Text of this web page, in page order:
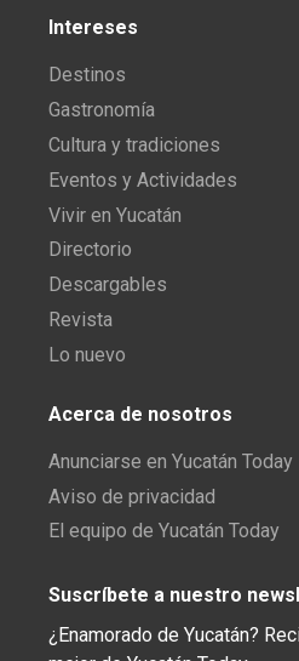
Intereses
Destinos
Gastronomía
Cultura y tradiciones
Eventos y Actividades
Vivir en Yucatán
Directorio
Descargables
Revista
Lo nuevo
Acerca de nosotros
Anunciarse en Yucatán Today
Aviso de privacidad
El equipo de Yucatán Today
Suscríbete a nuestro
¿Enamorado de Yucatán?